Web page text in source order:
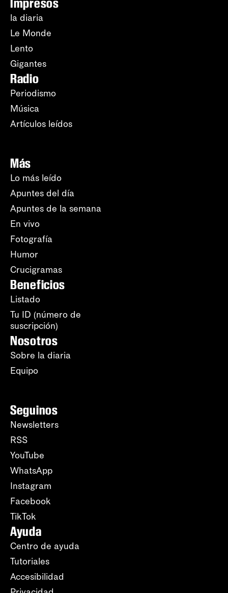
Impresos
la diaria
Le Monde
Lento
Gigantes
Radio
Periodismo
Música
Artículos leídos
Más
Lo más leído
Apuntes del día
Apuntes de la semana
En vivo
Fotografía
Humor
Crucigramas
Beneficios
Listado
Tu ID (número de
suscripción)
Nosotros
Sobre la diaria
Equipo
Seguinos
Newsletters
RSS
YouTube
WhatsApp
Instagram
Facebook
TikTok
Ayuda
Centro de ayuda
Tutoriales
Accesibilidad